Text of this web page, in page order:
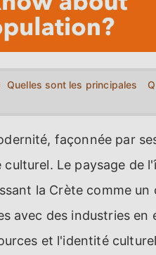
Quelles sont les principales
façonnée par
Le paysage de
la Crète comme
avec des industries en
et l'identité